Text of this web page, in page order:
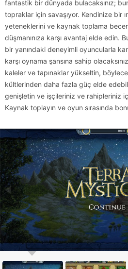
fantastik bir dünyada bulacaksınız;
topraklar için savaşıyor. Kendinize bir
yeteneklerini ve kaynak toplama
düşmanınıza karşı avantaj elde edin.
bir yanındaki deneyimli oyuncularla
karşı oynama şansına sahip
kaleler ve tapınaklar yükseltin,
kültlerinden daha fazla güç elde
genişletin ve işçileriniz ve rahipleriniz
Kaynak toplayın ve oyun sırasında